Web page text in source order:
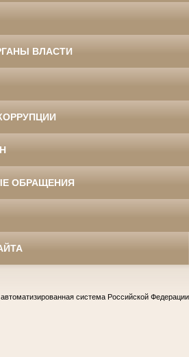
ВЛАСТИ
ОБРАЩЕНИЯ
система Российской